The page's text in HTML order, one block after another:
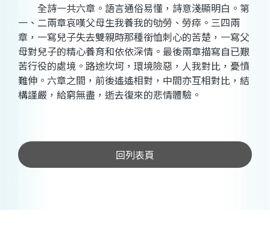
全詩一共六章。語言通俗易懂，詩意淺顯明白。第
一、二兩章哀嘆父母生我養我的劬勞、勞瘁。三四兩
章，一寫兒子失去雙親時那種銜恤刺心的苦楚，一寫父
母對兒子的精心養育和依依深情。最後兩章描寫自已艱
苦行役的處境。路途坎坷，環境險惡，人我對比，憂憤
難伸。六章之間，前後遙遙相對，中間亦互相對比，結
構謹嚴，給窮無盡，逝去復來的悲情體驗。
回列表頁